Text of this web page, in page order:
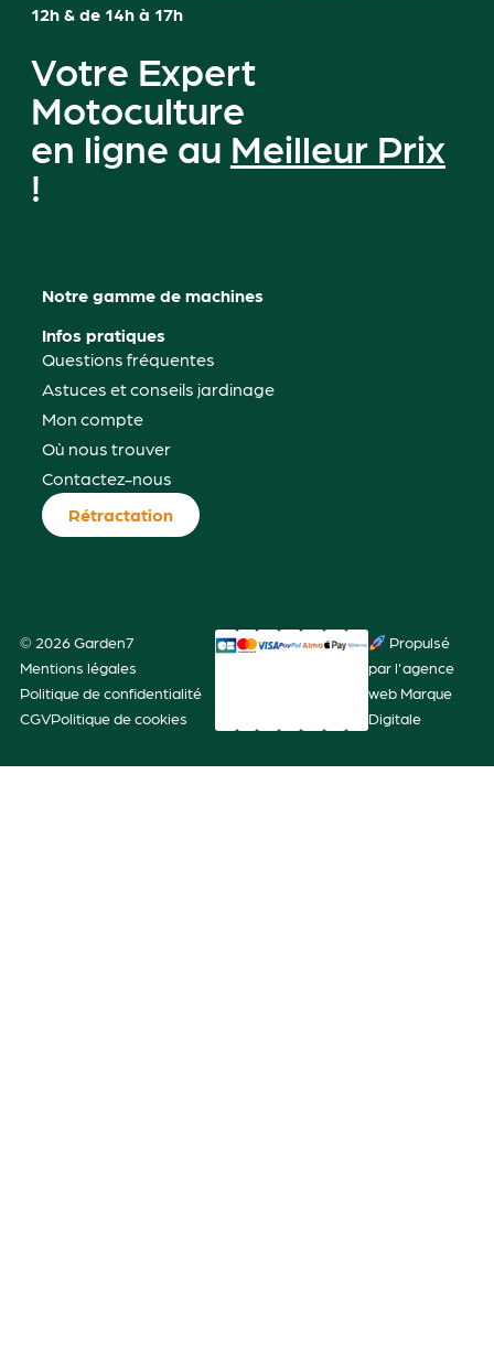
12h & de 14h à 17h
Votre Expert
Motoculture
en ligne au Meilleur Prix
!
Notre gamme de machines
Infos pratiques
Questions fréquentes
Astuces et conseils jardinage
Mon compte
Où nous trouver
Contactez-nous
Rétractation
© 2026 Garden7
Mentions légales
Politique de confidentialité
CGVPolitique de cookies
Propulsé
par l'agence
web Marque
Digitale